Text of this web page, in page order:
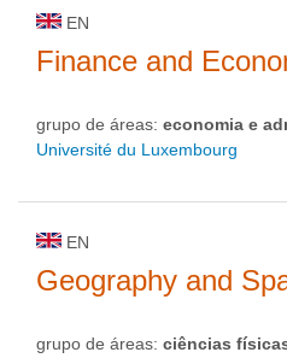
EN
Finance and
grupo de áreas: economia e
Université du Luxembourg
EN
Geography and
grupo de áreas: ciências